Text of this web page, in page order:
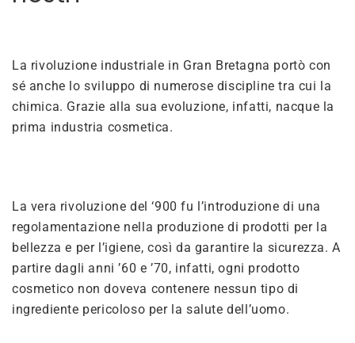
La rivoluzione industriale in Gran Bretagna portò con
sé anche lo sviluppo di numerose discipline tra cui la
chimica. Grazie alla sua evoluzione, infatti, nacque la
prima industria cosmetica.
La vera rivoluzione del ‘900 fu l’introduzione di una
regolamentazione nella produzione di prodotti per la
bellezza e per l’igiene, così da garantire la sicurezza. A
partire dagli anni ’60 e ’70, infatti, ogni prodotto
cosmetico non doveva contenere nessun tipo di
ingrediente pericoloso per la salute dell’uomo.